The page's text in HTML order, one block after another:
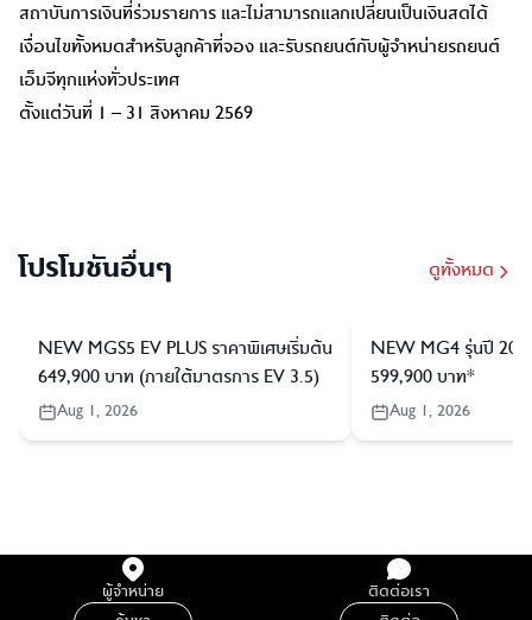
สถาบันการเงินที่ร่วมรายการ และไม่สามารถแลกเปลี่ยนเป็นเงินสดได้
เงื่อนไขทั้งหมดสำหรับลูกค้าที่จอง และรับรถยนต์กับผู้จำหน่ายรถยนต์
เอ็มจีทุกแห่งทั่วประเทศ
ตั้งแต่วันที่ 1 – 31 สิงหาคม 2569
โปรโมชันอื่นๆ ดูทั้งหมด
NEW MGS5 EV PLUS ราคาพิเศษเริ่มต้น
649,900 บาท (ภายใต้มาตรการ EV 3.5)
Aug 1, 2026
NEW MG4 รุ่นปี
599,900 บาท*
Aug 1, 2026
ผู้จำหน่าย
ติดต่อเรา